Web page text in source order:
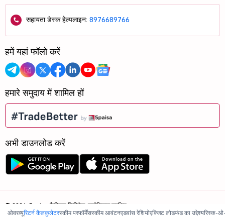
ओवरव्यूरिटर्न कैलकुलेटरस्कीम परफॉर्मेंसस्कीम आवंटनएडवांस रेशियोएक्जिट लोडफंड का उद्देश्यरिस्क-
सहायता डेस्क हेल्पलाइन: 8976689766
हमें यहां फॉलो करें
हमारे समुदाय में शामिल हों
अभी डाउनलोड करें
© 2026, 5paisa कैपिटल लिमिटेड. सर्वाधिकार सुरक्षित.
हम ISO 27001:2022 प्रमाणित हैं.